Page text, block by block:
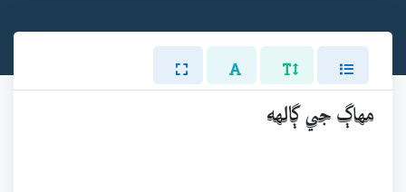
مهاڳ جي ڳالهه